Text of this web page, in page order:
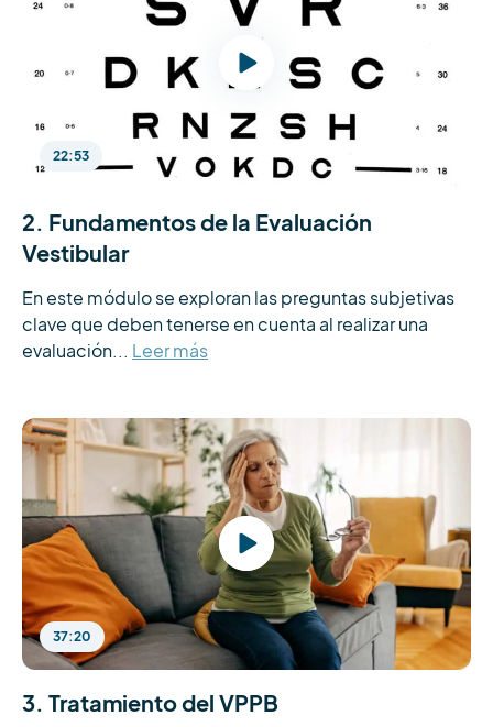
22:53
2. Fundamentos de la Evaluación
Vestibular
En este módulo se exploran las preguntas subjetivas
clave que deben tenerse en cuenta al realizar una
evaluación... Leer más
37:20
3. Tratamiento del VPPB